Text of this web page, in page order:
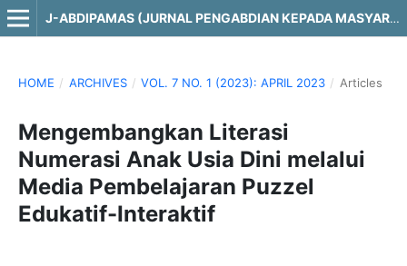
J-ABDIPAMAS (JURNAL PENGABDIAN KEPADA MASYARAKAT)
HOME / ARCHIVES / VOL. 7 NO. 1 (2023): APRIL 2023 / Articles
Mengembangkan Literasi
Numerasi Anak Usia Dini melalui
Media Pembelajaran Puzzel
Edukatif-Interaktif